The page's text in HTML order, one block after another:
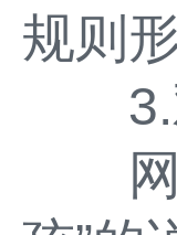
规则
3.双
网